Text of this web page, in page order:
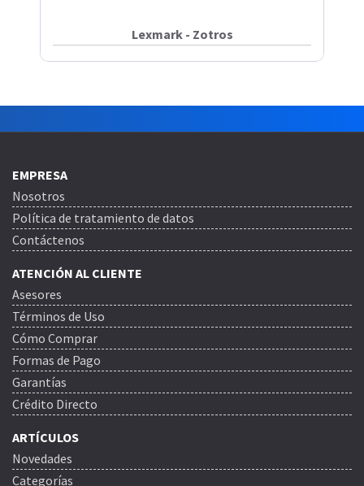
Lexmark - Zotros
EMPRESA
Nosotros
Política de tratamiento de datos
Contáctenos
ATENCIÓN AL CLIENTE
Asesores
Términos de Uso
Cómo Comprar
Formas de Pago
Garantías
Crédito Directo
ARTÍCULOS
Novedades
Categorías